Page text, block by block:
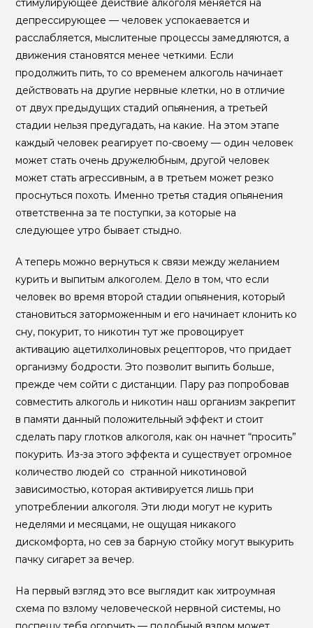
стимулирующее действие алкоголя меняется на
депрессирующее — человек успокаевается и
расслабляется, мыслитеные процессы замедляются, а
движения становятся менее четкими. Если
продолжить пить, то со временем алкоголь начинает
действовать на другие нервные клетки, но в отличие
от двух предыдущих стадий опьянения, а третьей
стадии нельзя предугадать, на какие. На этом этапе
каждый человек реагирует по-своему — один человек
может стать очень дружелюбным, другой человек
может стать агрессивным, а в третьем может резко
проснуться похоть. Именно третья стадия опьянения
ответственна за те поступки, за которые на
следующее утро бывает стыдно.
А теперь можно вернуться к связи между желанием
курить и выпитым алкоголем. Дело в том, что если
человек во время второй стадии опьянения, который
становиться заторможенным и его начинает клонить ко
сну, покурит, то никотин тут же провоцирует
активацию ацетилхолиновых рецепторов, что придает
организму бодрости. Это позволит выпить больше,
прежде чем сойти с дистанции. Пару раз попробовав
совместить алкоголь и никотин наш организм закрепит
в памяти данный положительный эффект и стоит
сделать пару глотков алкоголя, как он начнет “просить”
покурить. Из-за этого эффекта и существует огромное
количество людей со странной никотиновой
зависимостью, которая активируется лишь при
употреблении алкоголя. Эти люди могут не курить
неделями и месяцами, не ощущая никакого
дискомфорта, но сев за барную стойку могут выкурить
пачку сигарет за вечер.
На первый взгляд это все выглядит как хитроумная
схема по взлому человеческой нервной системы, но